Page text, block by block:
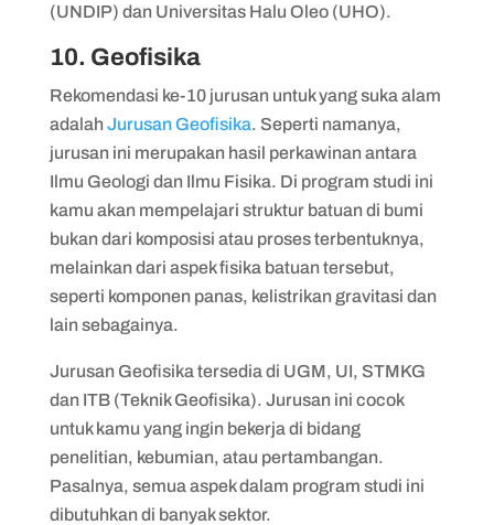
(UNDIP) dan Universitas Halu Oleo (UHO).
10. Geofisika
Rekomendasi ke-10 jurusan untuk yang suka alam
adalahJurusan Geofisika. Seperti namanya,
jurusan ini merupakan hasil perkawinan antara
Ilmu Geologi dan Ilmu Fisika. Di program studi ini
kamu akan mempelajari struktur batuan di bumi
bukan dari komposisi atau proses terbentuknya,
melainkan dari aspek fisika batuan tersebut,
seperti komponen panas, kelistrikan gravitasi dan
lain sebagainya.
Jurusan Geofisika tersedia di UGM, UI, STMKG
dan ITB (Teknik Geofisika). Jurusan ini cocok
untuk kamu yang ingin bekerja di bidang
penelitian, kebumian, atau pertambangan.
Pasalnya, semua aspek dalam program studi ini
dibutuhkan di banyak sektor.